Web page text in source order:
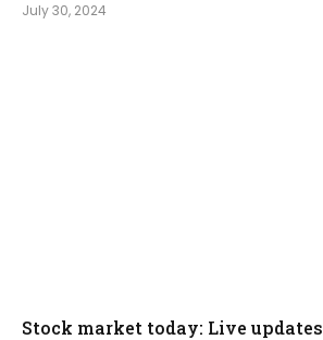
July 30, 2024
Stock market today: Live updates